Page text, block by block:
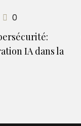
0
IA dans la